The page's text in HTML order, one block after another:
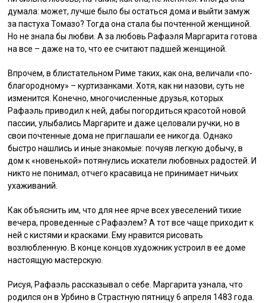
думала: может, лучше было бы остаться дома и выйти замуж
за пастуха Томазо? Тогда она стала бы почтенной женщиной.
Но не знала бы любви. А за любовь Рафаэля Маргарита готова
на все – даже на то, что ее считают падшей женщиной.
Впрочем, в блистательном Риме таких, как она, величали «по-
благородному» – куртизанками. Хотя, как ни назови, суть не
изменится. Конечно, многочисленные друзья, которых
Рафаэль приводил к ней, дабы погордиться красотой новой
пассии, улыбались Маргарите и даже целовали ручки, но в
свои почтенные дома не приглашали ее никогда. Однако
быстро нашлись и иные знакомые: почуяв легкую добычу, в
дом к «новенькой» потянулись искатели любовных радостей. И
никто не понимал, отчего красавица не принимает ничьих
ухаживаний.
Как объяснить им, что для нее ярче всех увеселений тихие
вечера, проведенные с Рафаэлем? А тот все чаще приходит к
ней с кистями и красками. Ему нравится рисовать
возлюбленную. В конце концов художник устроил в ее доме
настоящую мастерскую.
Рисуя, Рафаэль рассказывал о себе. Маргарита узнала, что
родился он в Урбино в Страстную пятницу 6 апреля 1483 года.